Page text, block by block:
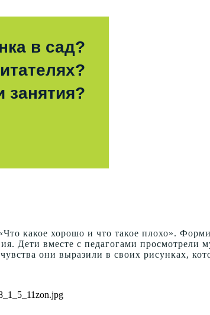
в сад?
занятия?
какое хорошо и что такое плохо».
Дети вместе с педагогами
они выразили в своих рисунках,